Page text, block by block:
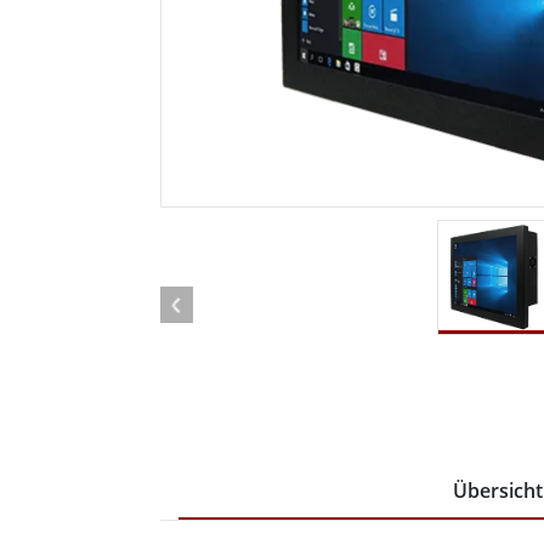
Android Fahrzeugmontierte Computer
Tablet für Fahrzeugmontierte
Funk-
Robuster Roboter- Öl
Übersicht